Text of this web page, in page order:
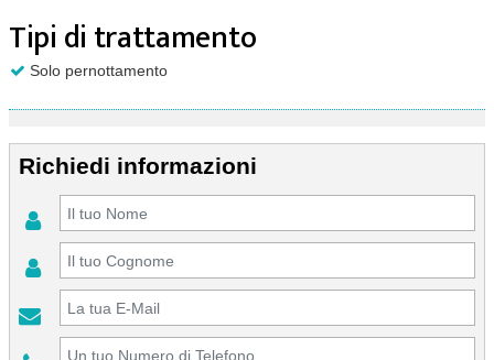
Tipi di trattamento
Solo pernottamento
Richiedi informazioni